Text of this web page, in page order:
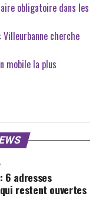
obligatoire dans les
Villeurbanne cherche
mobile la plus
6 adresses
restent ouvertes